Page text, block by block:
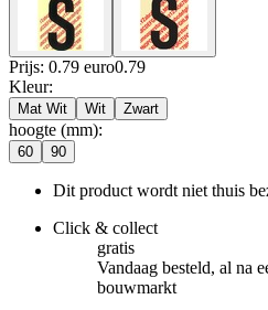
Prijs: 0.79 euro0.79
Kleur:
Mat Wit Wit Zwart
hoogte (mm):
60 90
Dit product wordt niet thuis
Click & collect
gratis
Vandaag besteld, al na
bouwmarkt